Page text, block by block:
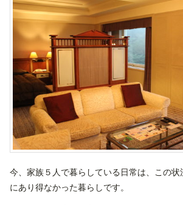
今、家族５人で暮らしている日常は、この
にあり得なかった暮らしです。